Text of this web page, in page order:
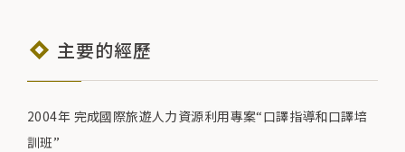
主要的經歷
2004年 完成國際旅遊人力資源利用專案“口譯指導和口譯培
訓班”